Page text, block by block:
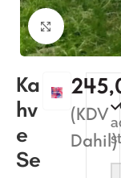
Büyütmek
Ka
hv
e
Se
(KDV
Dahil)